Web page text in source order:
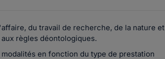
du travail de recherche, de la nature et
règles déontologiques.
en fonction du type de prestation